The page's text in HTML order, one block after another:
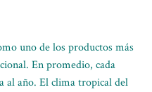
uno de los productos más
En promedio, cada
al año. El clima tropical del